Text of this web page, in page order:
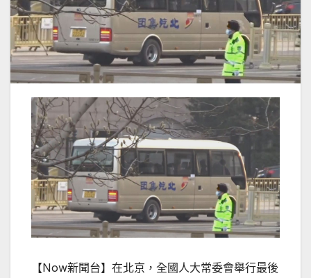
【Now新聞台】在北京，全國人大常委會舉行最後